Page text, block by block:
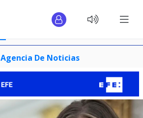
Agencia De Noticias